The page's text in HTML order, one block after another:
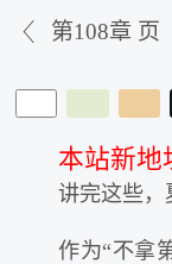
 第108章 页
本站新地
讲完这些，
作为“不拿